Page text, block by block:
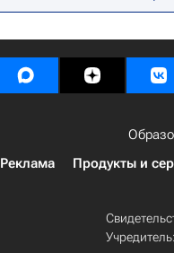
Реклама Продукты и